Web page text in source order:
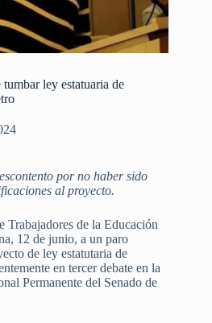
ley estatuaria de
por no haber sido
al proyecto.
Trabajadores de la Educación
12 de junio, a un paro
de ley estatutaria de
en tercer debate en la
Permanente del Senado de